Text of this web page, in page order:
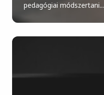
pedagógiai módszertani...